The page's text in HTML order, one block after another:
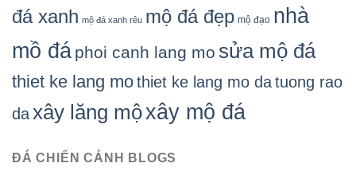
đá xanh mộ đá xanh rêu mộ đá đẹp mộ đạo nhà
mồ đá phoi canh lang mo sửa mộ đá
thiet ke lang mothiet ke lang mo datuong rao
daxây lăng mộxây mộ đá
ĐÁ CHIẾN CẢNH BLOGS